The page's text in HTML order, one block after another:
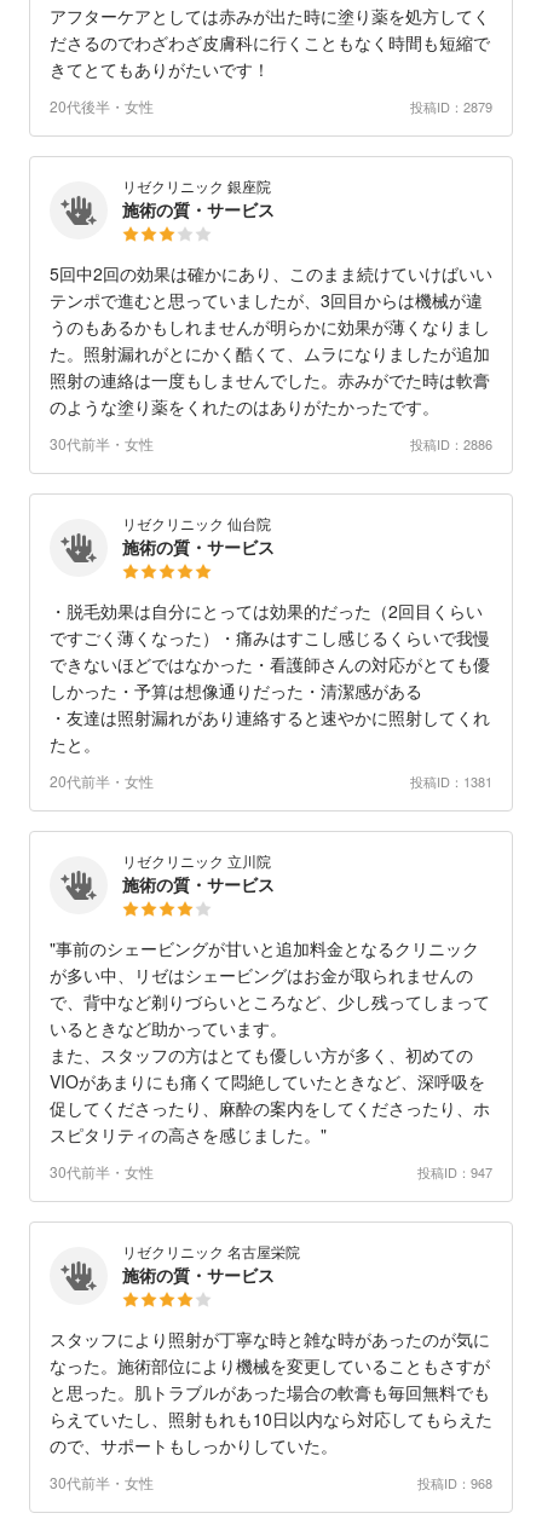
アフターケアとしては赤みが出た時に塗り薬を処方してく
ださるのでわざわざ皮膚科に行くこともなく時間も短縮で
きてとてもありがたいです！
20代後半・女性 投稿ID：2879
リゼクリニック 銀座院
施術の質・サービス
5回中2回の効果は確かにあり、このまま続けていけばいい
テンポで進むと思っていましたが、3回目からは機械が違
うのもあるかもしれませんが明らかに効果が薄くなりまし
た。照射漏れがとにかく酷くて、ムラになりましたが追加
照射の連絡は一度もしませんでした。赤みがでた時は軟膏
のような塗り薬をくれたのはありがたかったです。
30代前半・女性 投稿ID：2886
リゼクリニック 仙台院
施術の質・サービス
・脱毛効果は自分にとっては効果的だった（2回目くらい
ですごく薄くなった）・痛みはすこし感じるくらいで我慢
できないほどではなかった・看護師さんの対応がとても優
しかった・予算は想像通りだった・清潔感がある
・友達は照射漏れがあり連絡すると速やかに照射してくれ
たと。
20代前半・女性 投稿ID：1381
リゼクリニック 立川院
施術の質・サービス
"事前のシェービングが甘いと追加料金となるクリニック
が多い中、リゼはシェービングはお金が取られませんの
で、背中など剃りづらいところなど、少し残ってしまって
いるときなど助かっています。
また、スタッフの方はとても優しい方が多く、初めての
VIOがあまりにも痛くて悶絶していたときなど、深呼吸を
促してくださったり、麻酔の案内をしてくださったり、ホ
スピタリティの高さを感じました。"
30代前半・女性 投稿ID：947
リゼクリニック 名古屋栄院
施術の質・サービス
スタッフにより照射が丁寧な時と雑な時があったのが気に
なった。施術部位により機械を変更していることもさすが
と思った。肌トラブルがあった場合の軟膏も毎回無料でも
らえていたし、照射もれも10日以内なら対応してもらえた
ので、サポートもしっかりしていた。
30代前半・女性 投稿ID：968